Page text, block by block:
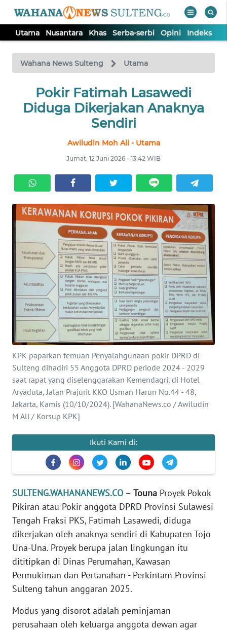
Utama Nusantara Khas Serba-serbi Opini Indeks
Wahana News Sulteng Utama
Pokir Fatimah Lasawedi
Diduga Dikerjakan Anaknya
Sendiri
Awiludin Moh Ali - Utama
Jumat, 12 Juni 2026 - 13:42 WIB
KPK paparkan temuan Penyalahgunaan pokir DPRD di
Sulteng dihadiri 55 Anggota DPRD periode 2024 - 2029
saat rapat yang diselenggarakan Kemendagri, di Hotel
Aryaduta, Jalan Prajurit KKO Usman Harun No.44 - 48,
Jakarta, Kamis (10/10/2024). [WahanaNews.co / Awiludin
M Ali / Korsup KPK]
Ikuti Kami di:
SULTENG.WAHANANEWS.CO – Touna Proyek Pokok
Pikiran atau Pokir anggota DPRD Provinsi Sulawesi
Tengah Fraksi PKS, Fatimah Lasawedi, diduga
dikerjakan oleh anaknya sendiri di Kabupaten Tojo
Una-Una. Proyek berupa jalan lingkungan itu
dititipkan di Dinas Perumahan, Kawasan
Permukiman dan Pertanahan - Perkintam Provinsi
Sulteng tahun anggaran 2025.
Modus yang disorot adalah peminjaman
perusahaan oleh keluarga anggota dewan agar
TV
Tutup
UTAMA
SERBA-
SERBI
OPINI
Informasi
INDEKS
BERITA
KONTAK
KAMI
INFO
IKLAN
TENTANG
KAMI
PEDOMAN
SIBER
KARIR
DISCLAIMER
Wahana
News
Regional
WN
WN